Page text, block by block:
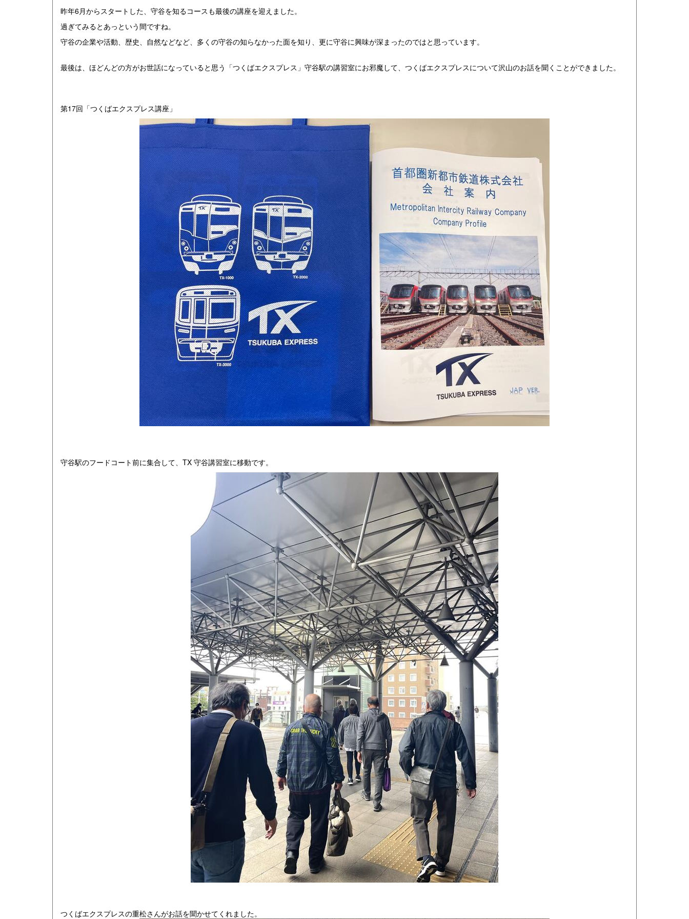
昨年6月からスタートした、守谷を知るコースも最後の講座を迎えました。
過ぎてみるとあっという間ですね。
守谷の企業や活動、歴史、自然などなど、多くの守谷の知らなかった面を知り、更に守谷に興味が深まったのではと思っています。
最後は、ほどんどの方がお世話になっていると思う「つくばエクスプレス」守谷駅の講習室にお邪魔して、つくばエクスプレスについて沢山のお話を聞くことができました。
第17回「つくばエクスプレス講座」
守谷駅のフードコート前に集合して、TX 守谷講習室に移動です。
つくばエクスプレスの重松さんがお話を聞かせてくれました。